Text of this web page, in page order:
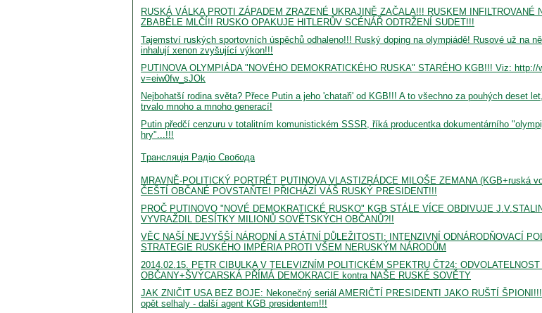
RUSKÁ VÁLKA PROTI ZÁPADEM ZRAZENÉ UKRAJINĚ ZAČALA!!! RUSKEM INFILTROVANÉ
ZBABĚLE MLČÍ!! RUSKO OPAKUJE HITLERŮV SCÉNÁŘ ODTRŽENÍ SUDET!!!
Tajemství ruských sportovních úspěchů odhaleno!!! Ruský doping na olympiádě! Rusové už na
inhalují xenon zvyšující výkon!!!
PUTINOVA OLYMPIÁDA "NOVÉHO DEMOKRATICKÉHO RUSKA" STARÉHO KGB!!! Viz: http://
v=eiw0fw_sJOk
Nejbohatší rodina světa? Přece Putin a jeho 'chataři' od KGB!!! A to všechno za pouhých deset
trvalo mnoho a mnoho generací!
Putin předčí cenzuru v totalitním komunistickém SSSR, říká producentka dokumentárního
hry"...!!!
Tрансляція Радіо Свобода
MRAVNĚ-POLITICKÝ PORTRÉT PUTINOVA VLASTIZRÁDCE MILOŠE ZEMANA (KGB+ruská
ČEŠTÍ OBČANÉ POVSTAŇTE! PŘICHÁZÍ VÁŠ RUSKÝ PRESIDENT!!!
PROČ PUTINOVO "NOVÉ DEMOKRATICKÉ RUSKO" KGB STÁLE VÍCE OBDIVUJE
VYVRAŽDIL DESÍTKY MILIONŮ SOVĚTSKÝCH OBČANŮ?!!
VĚC NAŠÍ NEJVYŠŠÍ NÁRODNÍ A STÁTNÍ DŮLEŽITOSTI: INTENZIVNÍ ODNÁRODŇOVACÍ
STRATEGIE RUSKÉHO IMPÉRIA PROTI VŠEM NERUSKÝM NÁRODŮM
2014.02.15. PETR CIBULKA V TELEVIZNÍM POLITICKÉM SPEKTRU ČT24:
OBČANY+ŠVÝCARSKÁ PŘÍMÁ DEMOKRACIE kontra NAŠE RUSKÉ SOVĚTY
JAK ZNIČIT USA BEZ BOJE: Nekonečný seriál AMERIČTÍ PRESIDENTI JAKO RUŠTÍ
opět selhaly - další agent KGB presidentem!!!